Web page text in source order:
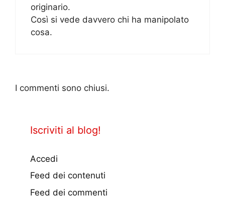
originario.
Così si vede davvero chi ha manipolato
cosa.
I commenti sono chiusi.
Iscriviti al blog!
Accedi
Feed dei contenuti
Feed dei commenti